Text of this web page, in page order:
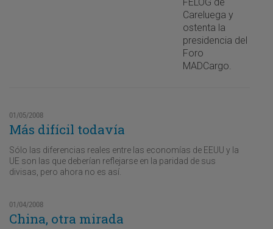
Careluega y
ostenta la
presidencia del
Foro
MADCargo.
01/05/2008
Más difícil todavía
Sólo las diferencias reales entre las economías de EEUU y la
UE son las que deberían reflejarse en la paridad de sus
divisas, pero ahora no es así.
01/04/2008
China, otra mirada